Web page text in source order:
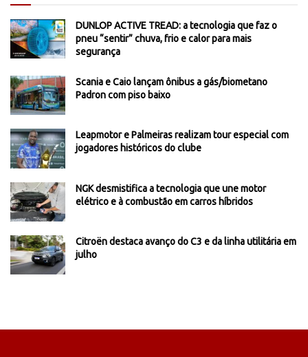
DUNLOP ACTIVE TREAD: a tecnologia que faz o
pneu “sentir” chuva, frio e calor para mais
segurança
Scania e Caio lançam ônibus a gás/biometano
Padron com piso baixo
Leapmotor e Palmeiras realizam tour especial com
jogadores históricos do clube
NGK desmistifica a tecnologia que une motor
elétrico e à combustão em carros híbridos
Citroën destaca avanço do C3 e da linha utilitária em
julho